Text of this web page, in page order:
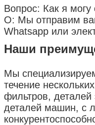
Вопрос: Как я могу
О: Мы отправим
Whatsapp или
Наши
Мы
течение
фильтров, деталей
деталей машин, с